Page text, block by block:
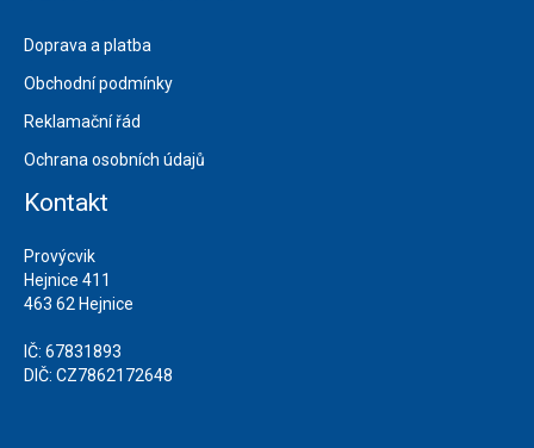
Doprava a platba
Obchodní podmínky
Reklamační řád
Ochrana osobních údajů
Kontakt
Provýcvik
Hejnice 411
463 62 Hejnice
IČ: 67831893
DIČ: CZ7862172648